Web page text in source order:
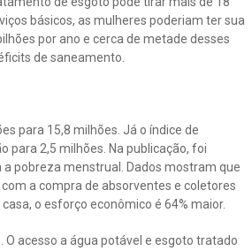
básicos, as mulheres poderiam ter sua
por ano e cerca de metade desses
de saneamento.
para 15,8 milhões. Já o índice de
para 2,5 milhões. Na publicação, foi
pobreza menstrual. Dados mostram que
a compra de absorventes e coletores
o esforço econômico é 64% maior.
acesso a água potável e esgoto tratado